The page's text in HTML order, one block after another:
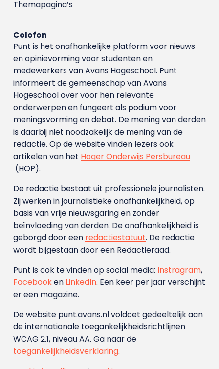
Themapagina’s
Colofon
Punt is het onafhankelijke platform voor nieuws
en opinievorming voor studenten en
medewerkers van Avans Hoge­school. Punt
informeert de gemeenschap van Avans
Hogeschool over voor hen relevante
onderwerpen en fungeert als podium voor
meningsvorming en debat. De mening van derden
is daarbij niet noodzakelijk de mening van de
redactie. Op de website vinden lezers ook
artikelen van het Hoger Onderwijs Persbureau
(HOP).
De redactie bestaat uit professionele journalisten.
Zij werken in journalistieke onafhankelijkheid, op
basis van vrije nieuwsgaring en zonder
beïnvloeding van derden. De onafhankelijkheid is
geborgd door een redactiestatuut. De redactie
wordt bijgestaan door een Redactieraad.
Punt is ook te vinden op social media: Instragram,
Facebooken LinkedIn. Een keer per jaar verschijnt
er een magazine.
De website punt.avans.nl voldoet gedeeltelijk aan
de internationale toegankelijkheidsrichtlijnen
WCAG 2.1, niveau AA. Ga naar de
toegankelijkheidsverklaring.